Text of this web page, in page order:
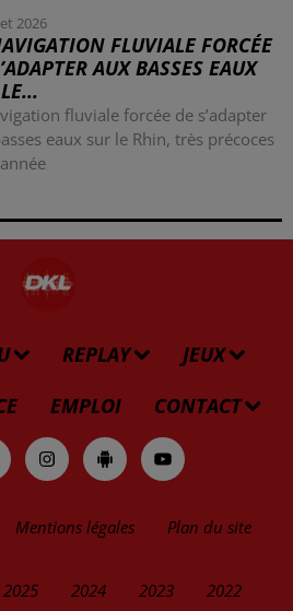
2026
FLUVIALE FORCÉE
AUX BASSES EAUX
fluviale forcée de s’adapter
eaux sur le Rhin, très précoces
REPLAY
JEUX
EMPLOI CONTACT
Mentions légales Plan du site
2025 2024 2023 2022